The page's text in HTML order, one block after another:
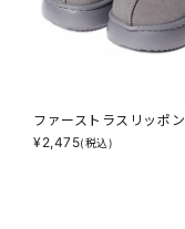
ファーストラスリッポン
¥2,475(税込)